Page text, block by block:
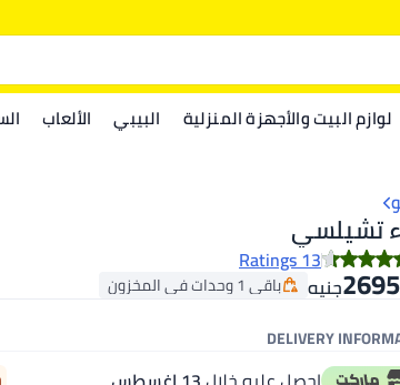
لوازم البيت والأجهزة المنزلية البيبي الألعاب
تشيلسي
13 Ratings
جنيه
باقي 1 وحدات في المخزون
باقي 1 وحدات في المخزون
DELIVERY